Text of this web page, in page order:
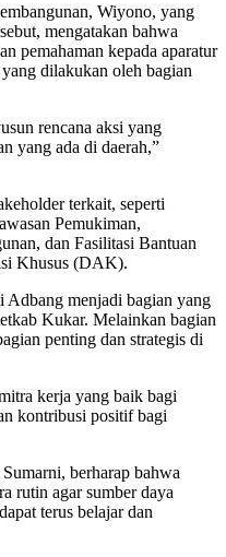
Wiyono, yang
mengatakan bahwa
pemahaman kepada aparatur
dilakukan oleh bagian
rencana aksi yang
yang ada di daerah,”
terkait, seperti
Pemukiman,
dan Fasilitasi Bantuan
Khusus (DAK).
Adbang menjadi bagian yang
Kukar. Melainkan bagian
penting dan strategis di
kerja yang baik bagi
kontribusi positif bagi
berharap bahwa
rutin agar sumber daya
terus belajar dan